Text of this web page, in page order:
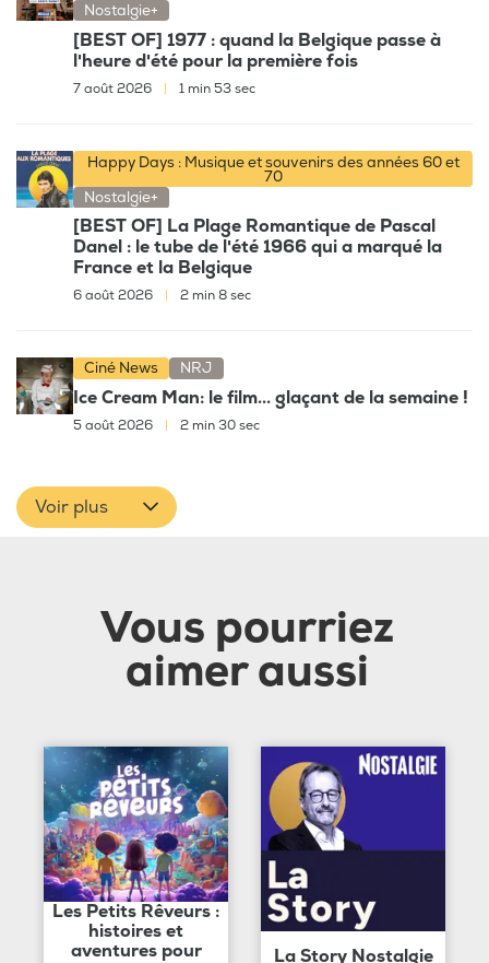
Nostalgie+
[BEST OF] 1977 : quand la Belgique passe à
l'heure d'été pour la première fois
7 août 2026 1 min 53 sec
Happy Days : Musique et souvenirs des années 60 et
70
Nostalgie+
[BEST OF] La Plage Romantique de Pascal
Danel : le tube de l'été 1966 qui a marqué la
France et la Belgique
6 août 2026 2 min 8 sec
Ciné News NRJ
Ice Cream Man: le film... glaçant de la semaine !
5 août 2026 2 min 30 sec
Voir plus
Vous pourriez
aimer aussi
Les Petits Rêveurs :
histoires et
aventures pour
La Story Nostalgie